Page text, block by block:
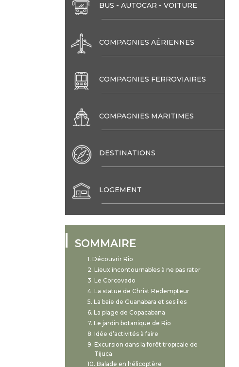
BUS - AUTOCAR - VOITURE
COMPAGNIES AÉRIENNES
COMPAGNIES FERROVIAIRES
COMPAGNIES MARITIMES
DESTINATIONS
LOGEMENT
SOMMAIRE
Découvrir Rio
Lieux incontournables à ne pas rater
Le Corcovado
La statue de Christ Redempteur
La baie de Guanabara et ses îles
La plage de Copacabana
Le jardin botanique de Rio
Idée d’activités à faire
Excursion dans la forêt tropicale de
Tijuca
Balade en hélicoptère